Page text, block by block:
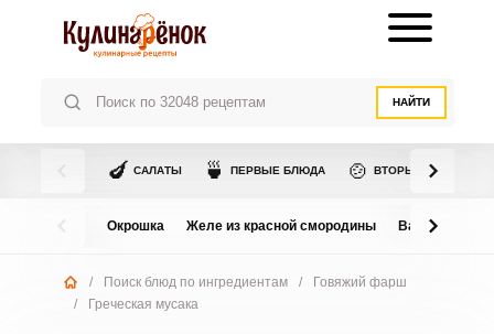
НАЙТИ
🍆 САЛАТЫ 🍵 ПЕРВЫЕ БЛЮДА 🍲 ВТОРЫЕ БЛЮДА
Окрошка Желе из красной смородины Варенье из
/ Поиск блюд по ингредиентам /
Говяжий фарш
/
Греческая мусака